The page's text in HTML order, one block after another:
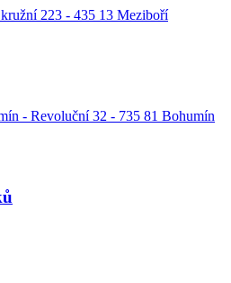
223 - 435 13 Meziboří
- Revoluční 32 - 735 81 Bohumín